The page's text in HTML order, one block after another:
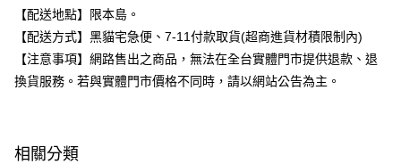
悠遊付
Google Pay
全盈+PAY
【大哥付你分期使用說明】
【配送地點】限本島。
【配送方式】黑貓宅急便、7-11付款取貨(超商進貨材積限制內)
【注意事項】網路售出之商品，無法在全台實體門市提供退款、退
換貨服務。若與實體門市價格不同時，請以網站公告為主。
相關分類